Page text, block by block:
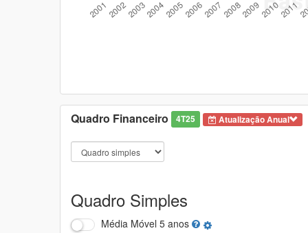
Quadro Financeiro 4T25 Atualização Anual
Quadro Simples
Média Móvel 5 anos